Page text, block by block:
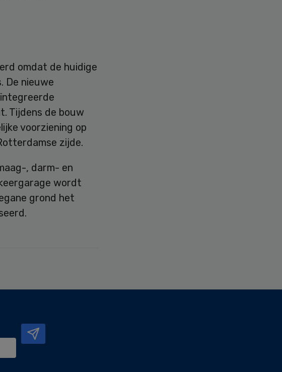
omdat de huidige
De nieuwe
Tijdens de bouw
voorziening op
zijde.
, darm- en
wordt
grond het